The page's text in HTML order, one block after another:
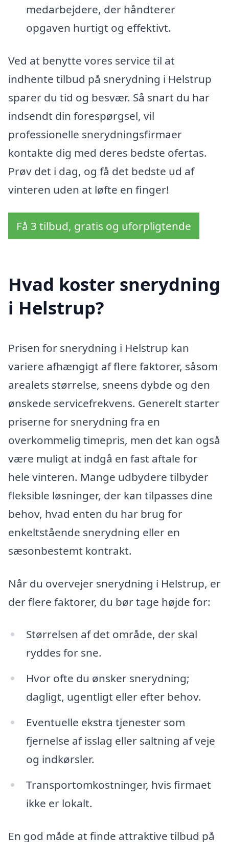
medarbejdere, der håndterer
opgaven hurtigt og effektivt.
Ved at benytte vores service til at
indhente tilbud på snerydning i Helstrup
sparer du tid og besvær. Så snart du har
indsendt din forespørgsel, vil
professionelle snerydningsfirmaer
kontakte dig med deres bedste ofertas.
Prøv det i dag, og få det bedste ud af
vinteren uden at løfte en finger!
Få 3 tilbud, gratis og uforpligtende
Hvad koster snerydning
i Helstrup?
Prisen for snerydning i Helstrup kan
variere afhængigt af flere faktorer, såsom
arealets størrelse, sneens dybde og den
ønskede servicefrekvens. Generelt starter
priserne for snerydning fra en
overkommelig timepris, men det kan også
være muligt at indgå en fast aftale for
hele vinteren. Mange udbydere tilbyder
fleksible løsninger, der kan tilpasses dine
behov, hvad enten du har brug for
enkeltstående snerydning eller en
sæsonbestemt kontrakt.
Når du overvejer snerydning i Helstrup, er
der flere faktorer, du bør tage højde for:
Størrelsen af det område, der skal
ryddes for sne.
Hvor ofte du ønsker snerydning;
dagligt, ugentligt eller efter behov.
Eventuelle ekstra tjenester som
fjernelse af isslag eller saltning af veje
og indkørsler.
Transportomkostninger, hvis firmaet
ikke er lokalt.
En god måde at finde attraktive tilbud på